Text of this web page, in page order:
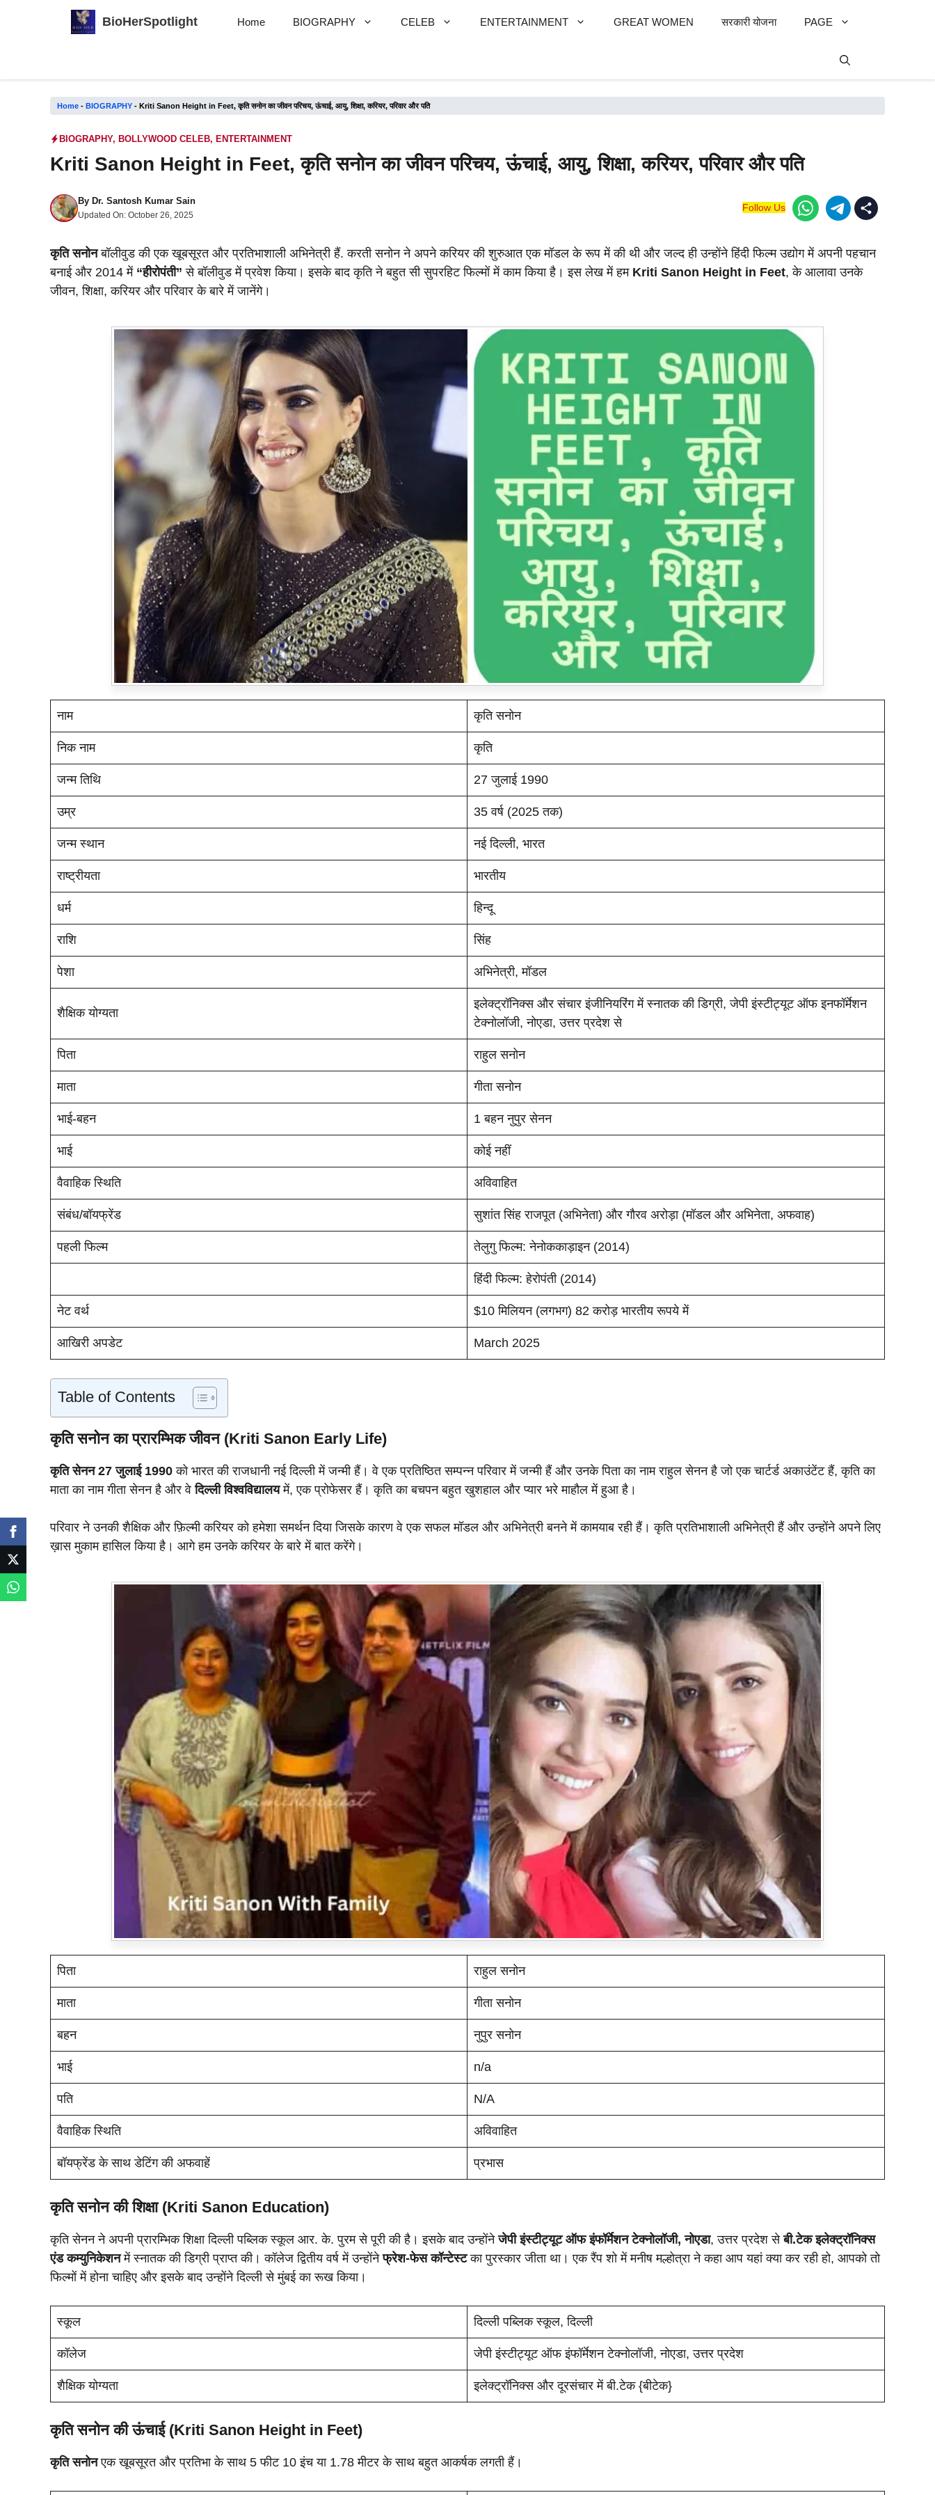
BioHerSpotlight Home BIOGRAPHY CELEB ENTERTAINMENT GREAT WOMEN सरकारी योजना PAGE
Home - BIOGRAPHY - Kriti Sanon Height in Feet, कृति सनोन का जीवन परिचय, ऊंचाई, आयु, शिक्षा, करियर, परिवार और पति
BIOGRAPHY, BOLLYWOOD CELEB, ENTERTAINMENT
Kriti Sanon Height in Feet, कृति सनोन का जीवन परिचय, ऊंचाई, आयु, शिक्षा, करियर, परिवार और पति
By Dr. Santosh Kumar Sain
Updated On: October 26, 2025
Follow Us
कृति सनोनबॉलीवुड की एक खूबसूरत और प्रतिभाशाली अभिनेत्री हैं. करती सनोन ने अपने करियर की शुरुआत एक मॉडल के रूप में की थी और जल्द ही उन्होंने हिंदी फिल्म उद्योग में अपनी पहचान
बनाई और 2014 में “हीरोपंती” से बॉलीवुड में प्रवेश किया। इसके बाद कृति ने बहुत सी सुपरहिट फिल्मों में काम किया है। इस लेख में हम Kriti Sanon Height in Feet, के आलावा उनके
जीवन, शिक्षा, करियर और परिवार के बारे में जानेंगे।
नाम कृति सनोन
निक नाम कृति
जन्म तिथि 27 जुलाई 1990
उम्र 35 वर्ष (2025 तक)
जन्म स्थान नई दिल्ली, भारत
राष्ट्रीयता भारतीय
धर्म हिन्दू
राशि सिंह
पेशा अभिनेत्री, मॉडल
शैक्षिक योग्यता
इलेक्ट्रॉनिक्स और संचार इंजीनियरिंग में स्नातक की डिग्री, जेपी इंस्टीट्यूट ऑफ इनफॉर्मेशन
टेक्नोलॉजी, नोएडा, उत्तर प्रदेश से
पिता राहुल सनोन
माता गीता सनोन
भाई-बहन 1 बहन नुपुर सेनन
भाई कोई नहीं
वैवाहिक स्थिति अविवाहित
संबंध/बॉयफ्रेंड सुशांत सिंह राजपूत (अभिनेता) और गौरव अरोड़ा (मॉडल और अभिनेता, अफवाह)
पहली फिल्म तेलुगु फिल्म: नेनोककाड़ाइन (2014)
हिंदी फिल्म: हेरोपंती (2014)
नेट वर्थ $10 मिलियन (लगभग) 82 करोड़ भारतीय रूपये में
आखिरी अपडेट March 2025
Table of Contents
कृति सनोन का प्रारम्भिक जीवन (Kriti Sanon Early Life)
कृति सेनन 27 जुलाई 1990को भारत की राजधानी नई दिल्ली में जन्मी हैं। वे एक प्रतिष्ठित सम्पन्न परिवार में जन्मी हैं और उनके पिता का नाम राहुल सेनन है जो एक चार्टर्ड अकाउंटेंट हैं, कृति का
माता का नाम गीता सेनन है और वेदिल्ली विश्वविद्यालयमें, एक प्रोफेसर हैं। कृति का बचपन बहुत खुशहाल और प्यार भरे माहौल में हुआ है।
परिवार ने उनकी शैक्षिक और फ़िल्मी करियर को हमेशा समर्थन दिया जिसके कारण वे एक सफल मॉडल और अभिनेत्री बनने में कामयाब रही हैं। कृति प्रतिभाशाली अभिनेत्री हैं और उन्होंने अपने लिए
ख़ास मुकाम हासिल किया है। आगे हम उनके करियर के बारे में बात करेंगे।
पिता राहुल सनोन
माता गीता सनोन
बहन नुपुर सनोन
भाई n/a
पति N/A
वैवाहिक स्थिति अविवाहित
बॉयफ्रेंड के साथ डेटिंग की अफवाहें प्रभास
कृति सनोन की शिक्षा (Kriti Sanon Education)
कृति सेनन ने अपनी प्रारम्भिक शिक्षा दिल्ली पब्लिक स्कूल आर. के. पुरम से पूरी की है। इसके बाद उन्होंनेजेपी इंस्टीट्यूट ऑफ इंफॉर्मेशन टेक्नोलॉजी, नोएडा, उत्तर प्रदेश सेबी.टेक इलेक्ट्रॉनिक्स
एंड कम्युनिकेशनमें स्नातक की डिग्री प्राप्त की। कॉलेज द्वितीय वर्ष में उन्होंनेफ्रेश-फेस कॉन्टेस्टका पुरस्कार जीता था। एक रैंप शो में मनीष मल्होत्रा ने कहा आप यहां क्या कर रही हो, आपको तो
फिल्मों में होना चाहिए और इसके बाद उन्होंने दिल्ली से मुंबई का रूख किया।
स्कूल दिल्ली पब्लिक स्कूल, दिल्ली
कॉलेज जेपी इंस्टीट्यूट ऑफ इंफॉर्मेशन टेक्नोलॉजी, नोएडा, उत्तर प्रदेश
शैक्षिक योग्यता इलेक्ट्रॉनिक्स और दूरसंचार में बी.टेक {बीटेक}
कृति सनोन की ऊंचाई (Kriti Sanon Height in Feet)
कृति सनोनएक खूबसूरत और प्रतिभा के साथ 5 फीट 10 इंच या 1.78 मीटर के साथ बहुत आकर्षक लगती हैं।